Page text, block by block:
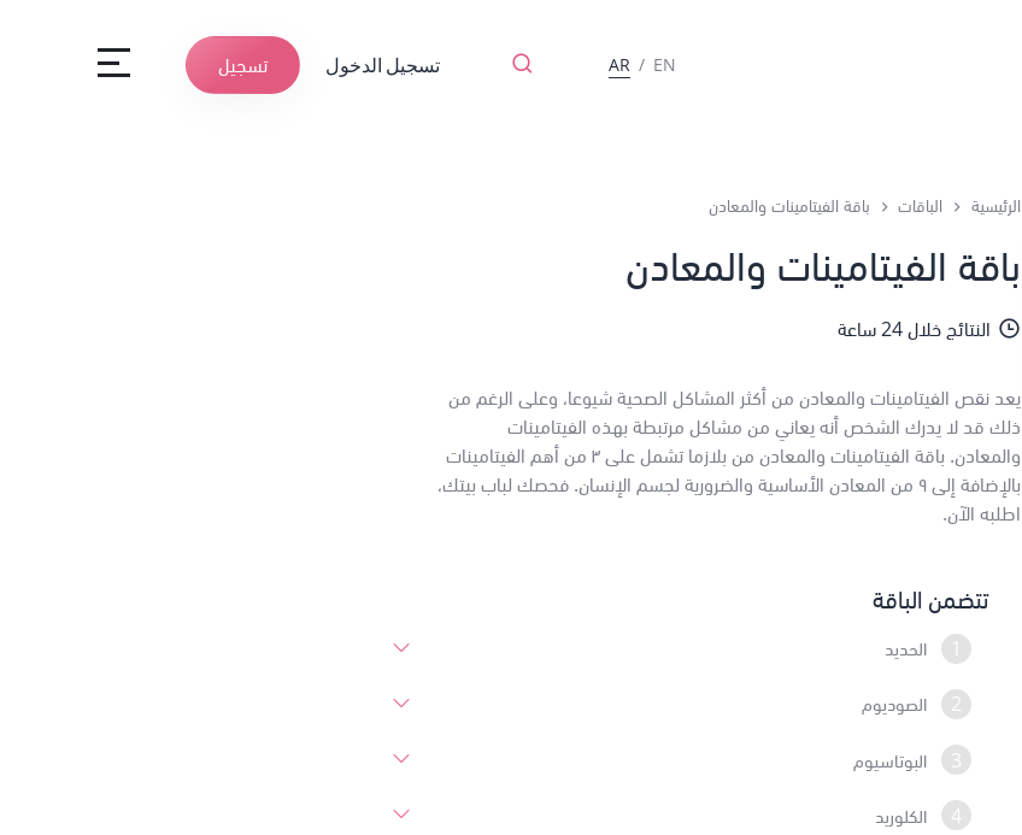
EN
/
AR تسجيل الدخول تسجيل
الرئيسية الباقات باقة الفيتامينات والمعادن
باقة الفيتامينات والمعادن
النتائج خلال 24 ساعة
يعد نقص الفيتامينات والمعادن من أكثر المشاكل الصحية شيوعا، وعلى الرغم من
ذلك قد لا يدرك الشخص أنه يعاني من مشاكل مرتبطة بهذه الفيتامينات
والمعادن. باقة الفيتامينات والمعادن من بلازما تشمل على ٣ من أهم الفيتامينات
بالإضافة إلى ٩ من المعادن الأساسية والضرورية لجسم الإنسان. فحصك لباب بيتك،
اطلبه الآن.
تتضمن الباقة
1 الحديد
2 الصوديوم
3 البوتاسيوم
4 الكلوريد